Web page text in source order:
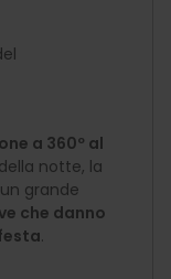
a 360º al
notte, la
grande
che danno
.